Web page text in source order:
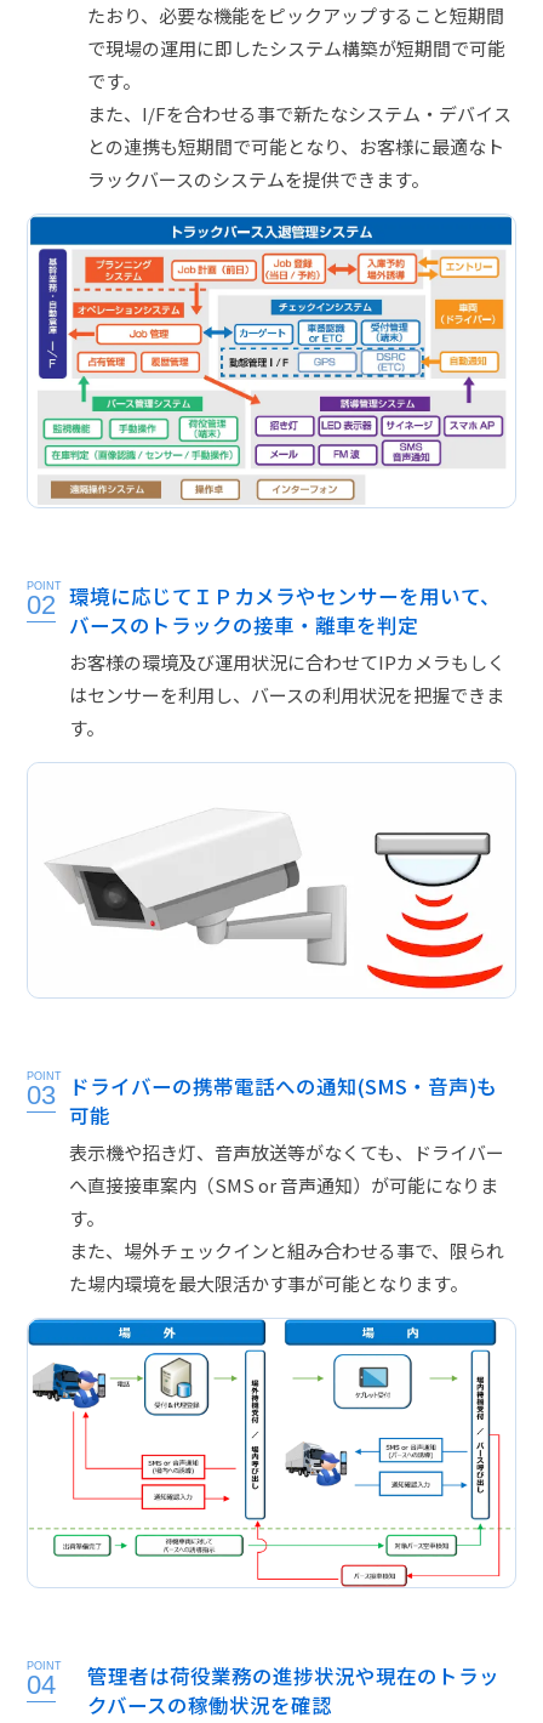
たおり、必要な機能をピックアップすること短期間
で現場の運用に即したシステム構築が短期間で可能
です。
また、I/Fを合わせる事で新たなシステム・デバイス
との連携も短期間で可能となり、お客様に最適なト
ラックバースのシステムを提供できます。
POINT
02 環境に応じてＩＰカメラやセンサーを用いて、
バースのトラックの接車・離車を判定
お客様の環境及び運用状況に合わせてIPカメラもしく
はセンサーを利用し、バースの利用状況を把握できま
す。
POINT
03
ドライバーの携帯電話への通知(SMS・音声)も
可能
表示機や招き灯、音声放送等がなくても、ドライバー
へ直接接車案内（SMS or 音声通知）が可能になりま
す。
また、場外チェックインと組み合わせる事で、限られ
た場内環境を最大限活かす事が可能となります。
POINT
04
管理者は荷役業務の進捗状況や現在のトラッ
クバースの稼働状況を確認